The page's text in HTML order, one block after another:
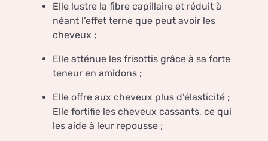
Elle lustre la fibre capillaire et réduit à
néant l’effet terne que peut avoir les
cheveux ;
Elle atténue les frisottis grâce à sa forte
teneur en amidons ;
Elle offre aux cheveux plus d’élasticité ;
Elle fortifie les cheveux cassants, ce qui
les aide à leur repousse ;